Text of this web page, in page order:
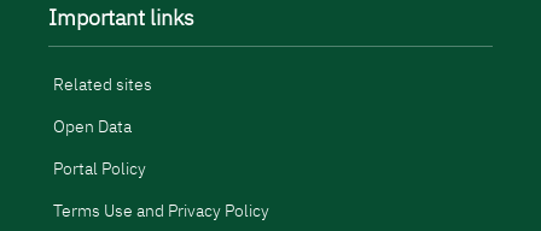
Important links
Related sites
Open Data
Portal Policy
Terms Use and Privacy Policy